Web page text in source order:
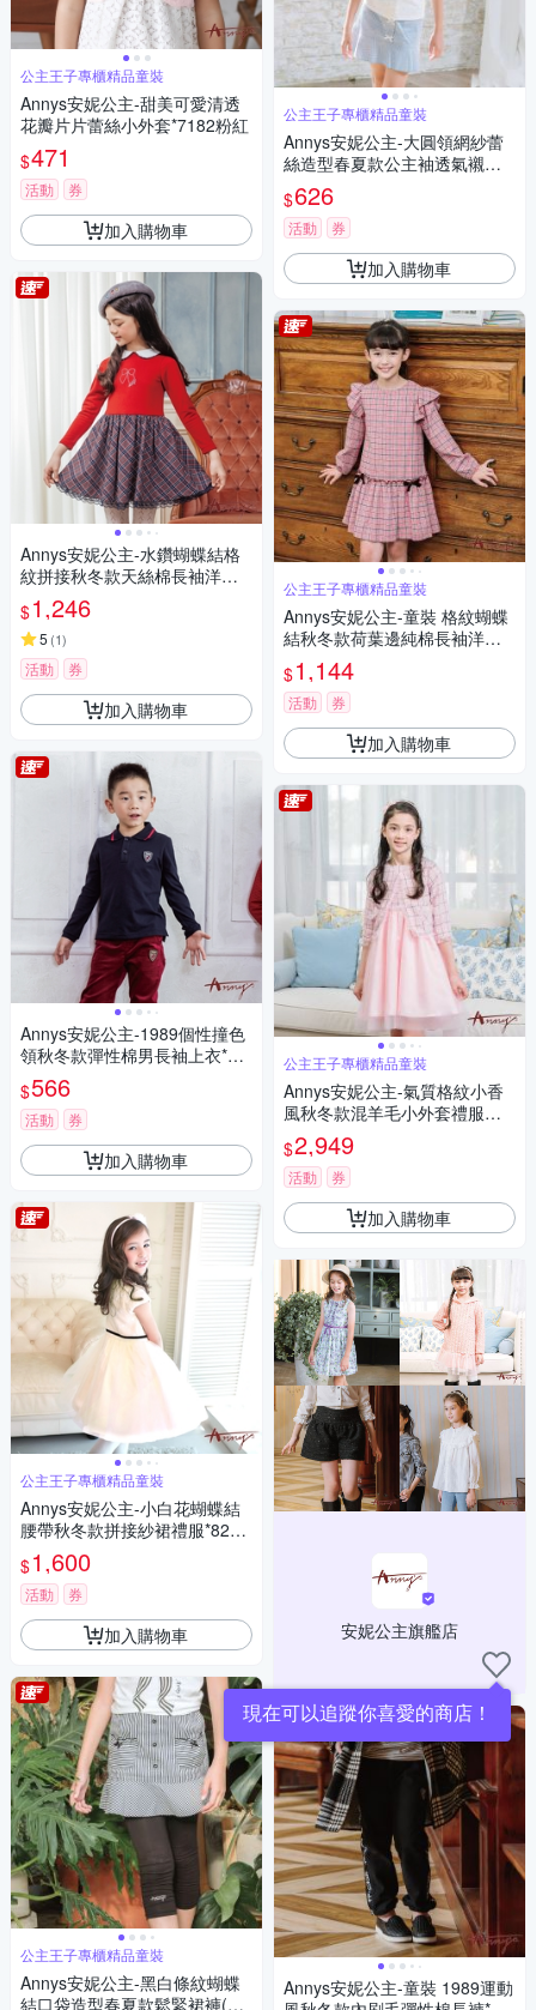
公主王子專櫃精品童裝
Annys安妮公主-甜美可愛清透
花瓣片片蕾絲小外套*7182粉紅
$471
活動 券
加入購物車
Annys安妮公主-水鑽蝴蝶結格
紋拼接秋冬款天絲棉長袖洋裝*
1616紅色
$1,246
5 (1)
活動 券
加入購物車
Annys安妮公主-1989個性撞色
領秋冬款彈性棉男長袖上衣*04
84藍色
$566
活動 券
加入購物車
公主王子專櫃精品童裝
Annys安妮公主-小白花蝴蝶結
腰帶秋冬款拼接紗裙禮服*8214
黃色
$1,600
活動 券
加入購物車
公主王子專櫃精品童裝
Annys安妮公主-黑白條紋蝴蝶
結口袋造型春夏款鬆緊裙褲(33
公主王子專櫃精品童裝
Annys安妮公主-大圓領網紗蕾
絲造型春夏款公主袖透氣襯衫
(3177白色)
$626
活動 券
加入購物車
公主王子專櫃精品童裝
Annys安妮公主-童裝 格紋蝴蝶
結秋冬款荷葉邊純棉長袖洋裝*
2226粉紅
$1,144
活動 券
加入購物車
公主王子專櫃精品童裝
Annys安妮公主-氣質格紋小香
風秋冬款混羊毛小外套禮服套
裝*2606粉紅
$2,949
活動 券
加入購物車
安妮公主旗艦店
現在可以追蹤你喜愛的商店！
Annys安妮公主-童裝 1989運動